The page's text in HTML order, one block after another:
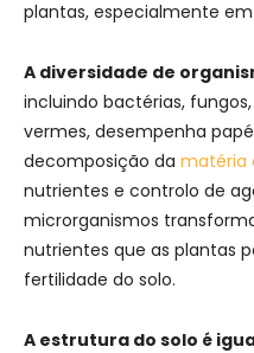
plantas, especialmente
A diversidade de
incluindo bactérias,
vermes, desempenha
decomposição da matéria
nutrientes e controlo de
microrganismos
nutrientes que as plantas
fertilidade do solo.
A estrutura do solo é